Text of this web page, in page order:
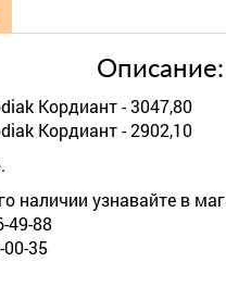
Описание:
Кордиант - 3047,80
Кордиант - 2902,10
наличии узнавайте в
49-88
00-35